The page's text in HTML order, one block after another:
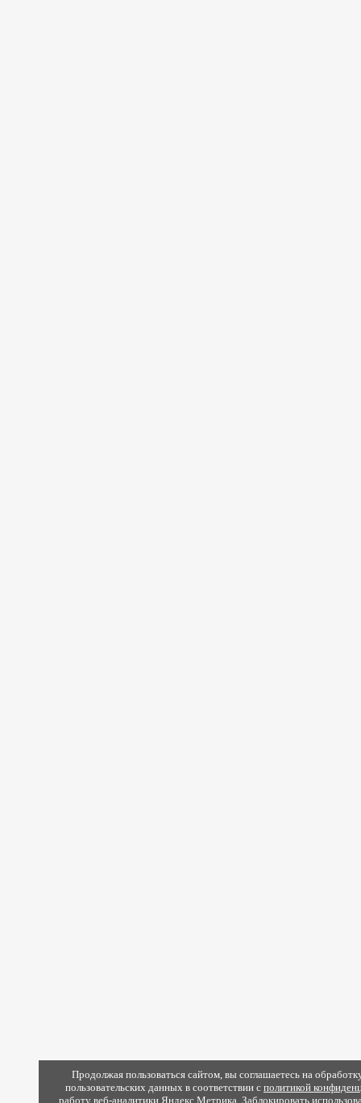
Продолжая пользоваться сайтом, вы соглашаетесь на
пользовательских данных в соответствии с политикой
работу веб-аналитики Яндекс.Метрика. Заблокировать